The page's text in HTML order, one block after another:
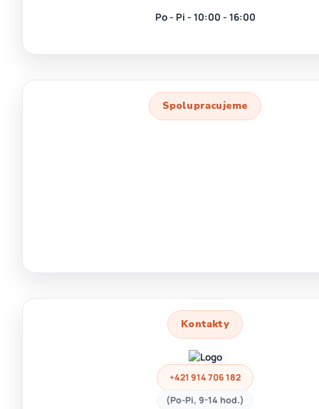
Po - Pi - 10:00 - 16:00
Spolupracujeme
Kontakty
+421 914 706 182
(Po-Pi, 9-14 hod.)